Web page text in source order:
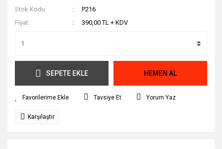
Stok Kodu
P216
Fiyat
390,00 TL + KDV
SEPETE EKLE HEMEN AL
Tavsiye Et Yorum Yaz
Karşılaştır